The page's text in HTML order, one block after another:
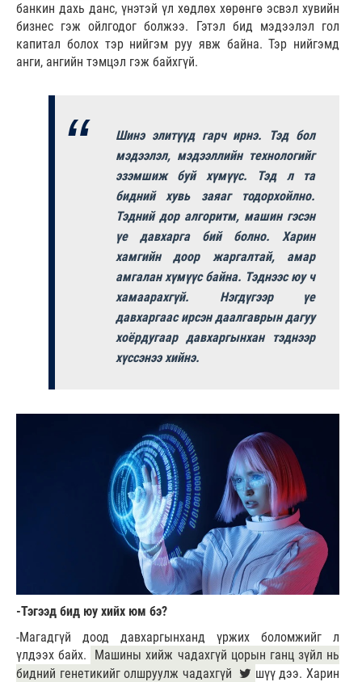
банкин дахь данс, үнэтэй үл хөдлөх хөрөнгө эсвэл хувийн
бизнес гэж ойлгодог болжээ. Гэтэл бид мэдээлэл гол
капитал болох тэр нийгэм руу явж байна. Тэр нийгэмд
анги, ангийн тэмцэл гэж байхгүй.
Шинэ элитүүд гарч ирнэ. Тэд бол
мэдээлэл, мэдээллийн технологийг
эзэмшиж буй хүмүүс. Тэд л та
бидний хувь заяаг тодорхойлно.
Тэдний дор алгоритм, машин гэсэн
үе давхарга бий болно. Харин
хамгийн доор жаргалтай, амар
амгалан хүмүүс байна. Тэднээс юу ч
хамаарахгүй. Нэгдүгээр үе
давхаргаас ирсэн даалгаврын дагуу
хоёрдугаар давхаргынхан тэднээр
хүссэнээ хийнэ.
-Тэгээд бид юу хийх юм бэ?
-Магадгүй доод давхаргынханд үржих боломжийг л
үлдээх байх.
Машины хийж чадахгүй цорын ганц зүйл нь
бидний генетикийг олшруулж чадахгүй
шүү дээ. Харин